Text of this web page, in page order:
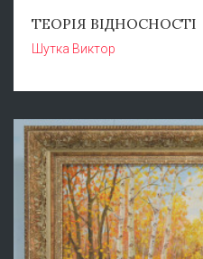
ТЕОРІЯ ВІДНОСНОСТІ
Шутка Виктор